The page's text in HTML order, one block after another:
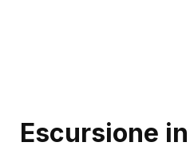
Escursione